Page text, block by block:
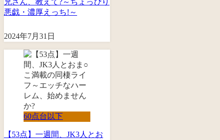
兄さん、教えて?～ちょっぴり
悪戯・濃厚えっち!～
2024年7月31日
60点台以下
【53点】一週間、JK3人とお